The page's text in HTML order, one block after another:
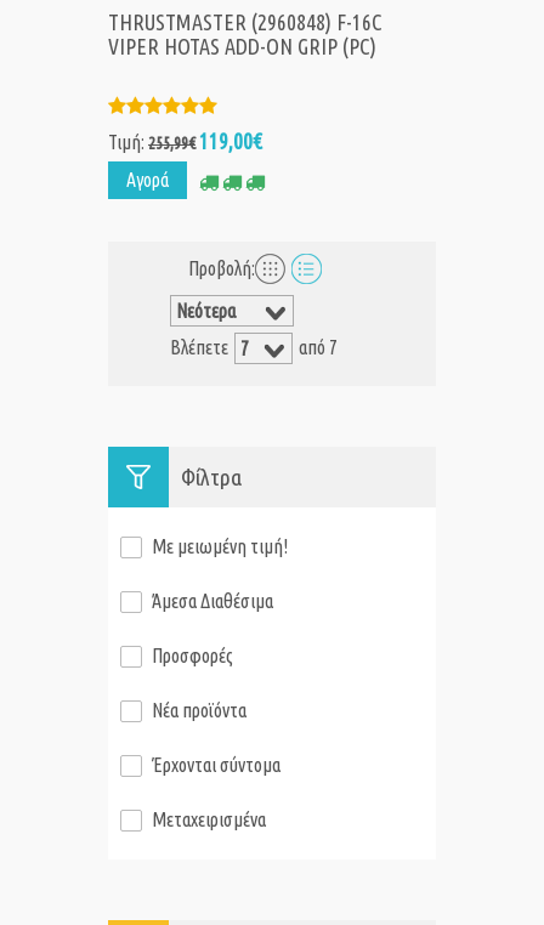
THRUSTMASTER (2960848) F-16C
VIPER HOTAS ADD-ON GRIP (PC)
Τιμή: 255,99€119,00€
Αγορά
Προβολή:
Βλέπετε από 7
Φίλτρα
Με μειωμένη τιμή!
Άμεσα Διαθέσιμα
Προσφορές
Νέα προϊόντα
Έρχονται σύντομα
Μεταχειρισμένα